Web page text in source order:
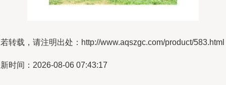
转载，请注明出处：http://www.aqszgc.com/product/583.html
时间：2026-08-06 07:43:17